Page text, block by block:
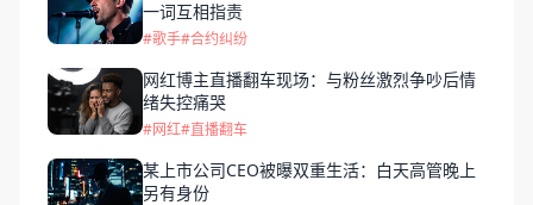
一词互相指责
#歌手#合约纠纷
网红博主直播翻车现场：与粉丝激烈争吵后情
绪失控痛哭
#网红#直播翻车
某上市公司CEO被曝双重生活：白天高管晚上
另有身份